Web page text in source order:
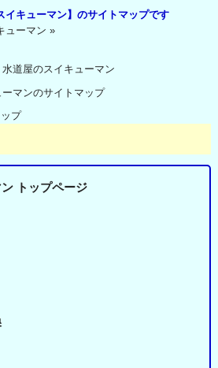
イキューマン】のサイトマップです
ューマン »
トップページ